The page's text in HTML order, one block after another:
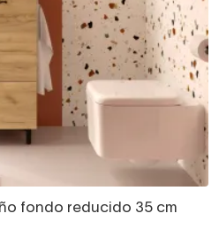
fondo reducido 35 cm